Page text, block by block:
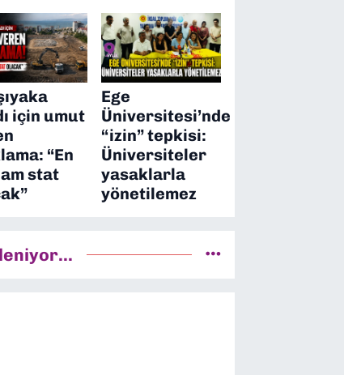
için umut
“En
stat
Ege
Üniversitesi’nde
“izin” tepkisi:
Üniversiteler
yasaklarla
yönetilemez